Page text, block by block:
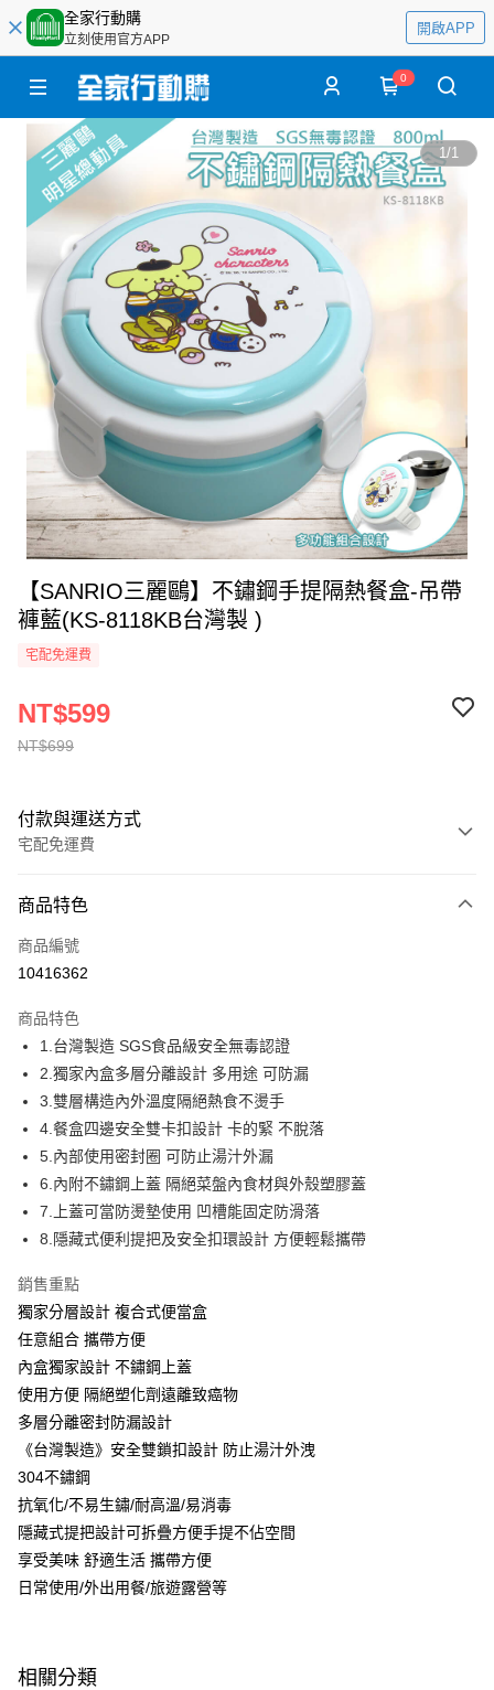
全家行動購
立刻使用官方APP
開啟APP
0
1/1
【SANRIO三麗鷗】不鏽鋼手提隔熱餐盒-吊帶
褲藍(KS-8118KB台灣製 )
宅配免運費
NT$699
NT$599
付款與運送方式
宅配免運費
全家線上支付
運送方式
本島宅配-活動商品
免運費
離島宅配-常溫商品
免運費
商品特色
商品編號
10416362
商品特色
1.台灣製造 SGS食品級安全無毒認證
2.獨家內盒多層分離設計 多用途 可防漏
3.雙層構造內外溫度隔絕熱食不燙手
4.餐盒四邊安全雙卡扣設計 卡的緊 不脫落
5.內部使用密封圈 可防止湯汁外漏
6.內附不鏽鋼上蓋 隔絕菜盤內食材與外殼塑膠蓋
7.上蓋可當防燙墊使用 凹槽能固定防滑落
8.隱藏式便利提把及安全扣環設計 方便輕鬆攜帶
銷售重點
獨家分層設計 複合式便當盒
任意組合 攜帶方便
內盒獨家設計 不鏽鋼上蓋
使用方便 隔絕塑化劑遠離致癌物
多層分離密封防漏設計
《台灣製造》安全雙鎖扣設計 防止湯汁外洩
304不鏽鋼
抗氧化/不易生鏽/耐高溫/易消毒
隱藏式提把設計可拆疊方便手提不佔空間
享受美味 舒適生活 攜帶方便
日常使用/外出用餐/旅遊露營等
相關分類